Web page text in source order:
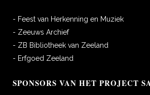
- Feest van Herkenning en Muziek
- Zeeuws Archief
- ZB Bibliotheek van Zeeland
- Erfgoed Zeeland
SPONSORS VAN HET PROJECT